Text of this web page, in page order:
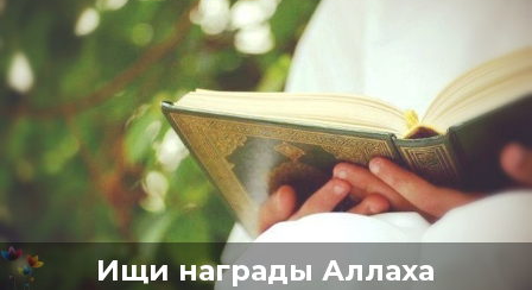
Ищи награды Аллаха